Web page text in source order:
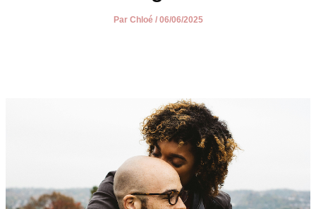
Par Chloé / 06/06/2025